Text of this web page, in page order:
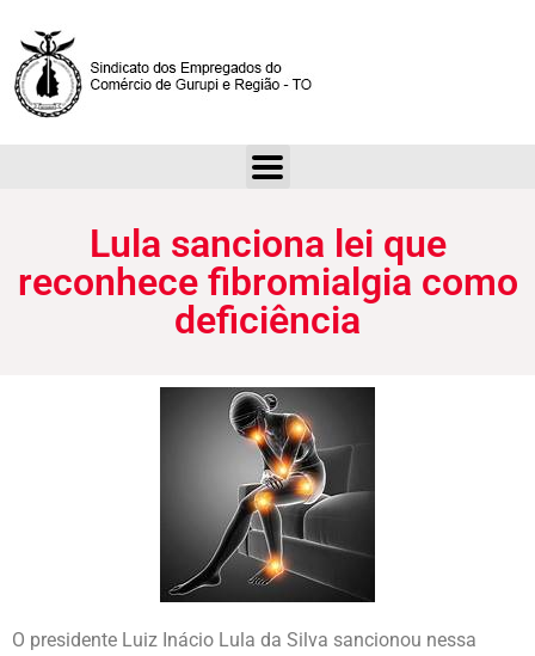
Lula sanciona lei que
reconhece fibromialgia como
deficiência
O presidente Luiz Inácio Lula da Silva sancionou nessa